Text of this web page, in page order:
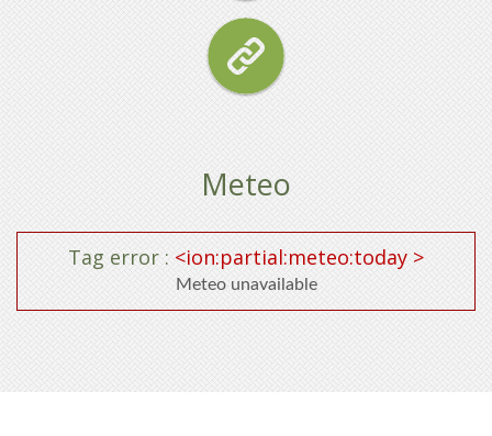
PREZZI
RICHIESTA
Meteo
Tag error : <ion:partial:meteo:today >
Meteo unavailable